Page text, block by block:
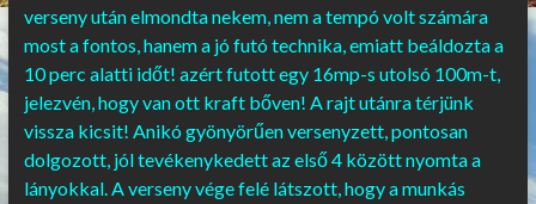
verseny után elmondta nekem, nem a tempó volt számára
most a fontos, hanem a jó futó technika, emiatt beáldozta a
10 perc alatti időt! azért futott egy 16mp-s utolsó 100m-t,
jelezvén, hogy van ott kraft bőven! A rajt utánra térjünk
vissza kicsit! Anikó gyönyörűen versenyzett, pontosan
dolgozott, jól tevékenykedett az első 4 között nyomta a
lányokkal. A verseny vége felé látszott, hogy a munkás